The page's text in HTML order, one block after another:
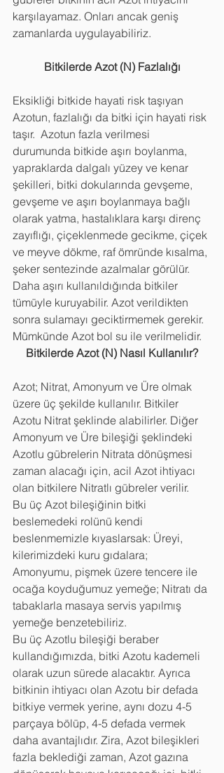
karşılayamaz. Onları ancak geniş
zamanlarda uygulayabiliriz.
Bitkilerde Azot (N) Fazlalığı
Eksikliği bitkide hayati risk taşıyan
Azotun, fazlalığı da bitki için hayati risk
taşır.  Azotun fazla verilmesi
durumunda bitkide aşırı boylanma,
yapraklarda dalgalı yüzey ve kenar
şekilleri, bitki dokularında gevşeme,
gevşeme ve aşırı boylanmaya bağlı
olarak yatma, hastalıklara karşı direnç
zayıflığı, çiçeklenmede gecikme, çiçek
ve meyve dökme, raf ömründe kısalma,
şeker sentezinde azalmalar görülür.
Daha aşırı kullanıldığında bitkiler
tümüyle kuruyabilir. Azot verildikten
sonra sulamayı geciktirmemek gerekir.
Mümkünde Azot bol su ile verilmelidir.
Bitkilerde Azot (N) Nasıl Kullanılır?
Azot; Nitrat, Amonyum ve Üre olmak
üzere üç şekilde kullanılır. Bitkiler
Azotu Nitrat şeklinde alabilirler. Diğer
Amonyum ve Üre bileşiği şeklindeki
Azotlu gübrelerin Nitrata dönüşmesi
zaman alacağı için, acil Azot ihtiyacı
olan bitkilere Nitratlı gübreler verilir.
Bu üç Azot bileşiğinin bitki
beslemedeki rolünü kendi
beslenmemizle kıyaslarsak: Üreyi,
kilerimizdeki kuru gıdalara;
Amonyumu, pişmek üzere tencere ile
ocağa koyduğumuz yemeğe; Nitratı da
tabaklarla masaya servis yapılmış
yemeğe benzetebiliriz.
Bu üç Azotlu bileşiği beraber
kullandığımızda, bitki Azotu kademeli
olarak uzun sürede alacaktır. Ayrıca
bitkinin ihtiyacı olan Azotu bir defada
bitkiye vermek yerine, aynı dozu 4-5
parçaya bölüp, 4-5 defada vermek
daha avantajlıdır. Zira, Azot bileşikleri
fazla beklediği zaman, Azot gazına